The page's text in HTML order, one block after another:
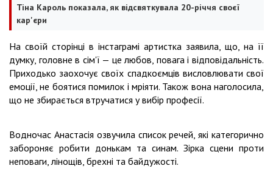
Тіна Кароль показала, як відсвяткувала 20-річчя своєї
кар'єри
На своїй сторінці в інстаграмі артистка заявила, що, на її
думку, головне в сім'ї — це любов, повага і відповідальність.
Приходько заохочує своїх спадкоємців висловлювати свої
емоції, не боятися помилок і мріяти. Також вона наголосила,
що не збирається втручатися у вибір професії.
Водночас Анастасія озвучила список речей, які категорично
забороняє робити донькам та синам. Зірка сцени проти
неповаги, лінощів, брехні та байдужості.